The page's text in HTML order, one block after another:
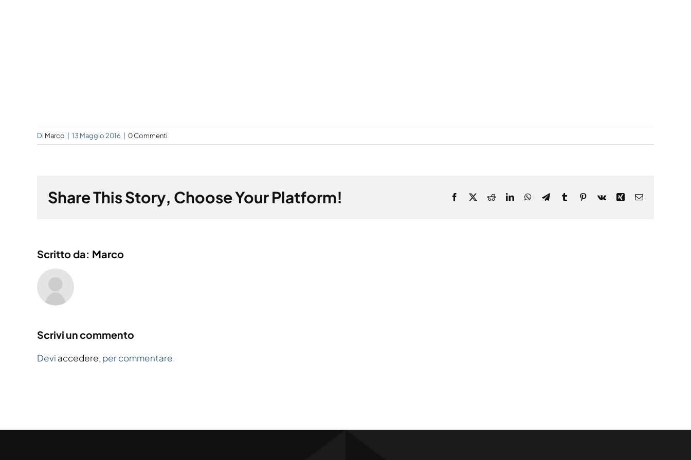
Di Marco 13 Maggio 2016 0 Commenti
Share This Story, Choose Your Platform! Facebook
X RedditLinkedInWhatsApp
TelegramTumblrPinterest
Vk Xing Email
Scritto da: Marco
Scrivi un commento
Devi accedere, per commentare.